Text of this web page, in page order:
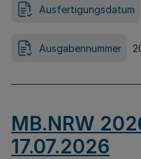
Ausfertigungsdatum
Ausgabennummer
MB.NRW
17.07.2026